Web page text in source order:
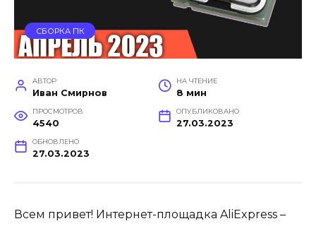
СБОРКА ПК
АВТОР
Иван Смирнов
НА ЧТЕНИЕ
8 мин
ПРОСМОТРОВ
4540
ОПУБЛИКОВАНО
27.03.2023
ОБНОВЛЕНО
27.03.2023
Всем привет! Интернет-площадка AliExpress –